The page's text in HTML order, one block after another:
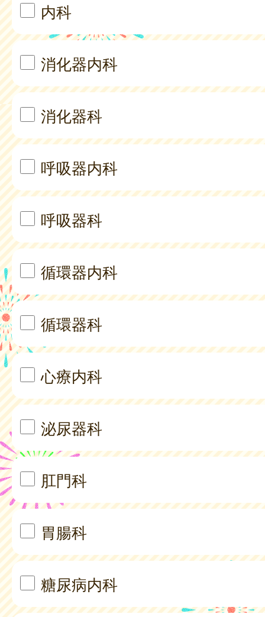
内科
消化器内科
消化器科
呼吸器内科
呼吸器科
循環器内科
循環器科
心療内科
泌尿器科
肛門科
胃腸科
糖尿病内科